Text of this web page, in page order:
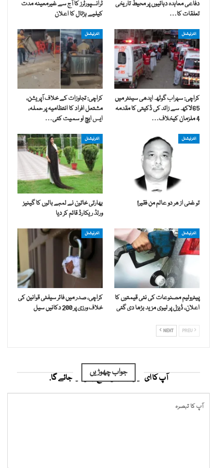
دفاعی معاہدہ دہائیوں پر محیط تاریخی
تعلقات کا…
ٹرانسپورٹرز کا آج سے غیرمعینہ مدت
کیلیے ہڑتال کا اعلان
انٹرنیشنل
کراچی: سہراب گوٹھ ایدھی سینٹر میں
65لاکھ سے زائد کی ڈکیتی کا مقدمہ
4 ملزمان کیخلاف…
انٹرنیشنل
کراچی: تجاوزات کے خلاف آپریشن،
مشتعل افراد کا انتظامیہ پر حملہ،
ایس ایچ او سمیت کئی…
انٹرنیشنل
تو غنی از ھر دو عالم من فقیر!
انٹرنیشنل
بھارتی خاتون نے لمبے بالوں کا گینیز
ورلڈ ریکارڈ قائم کر دیا
انٹرنیشنل
پیٹرولیم مصنوعات کی نئی قیمتوں کا
اعلان، ڈیزل پر لیوی مزید بڑھا دی گئی
انٹرنیشنل
کراچی، صدر میں فائر سیفٹی قوانین کی
خلاف ورزی پر 200 دکانیں سیل
NEXT
جواب چھوڑیں
آپ کا ای میل ایڈریس شائع نہیں کیا جائے گا.